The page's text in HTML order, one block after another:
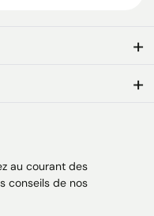
au courant des
conseils de nos